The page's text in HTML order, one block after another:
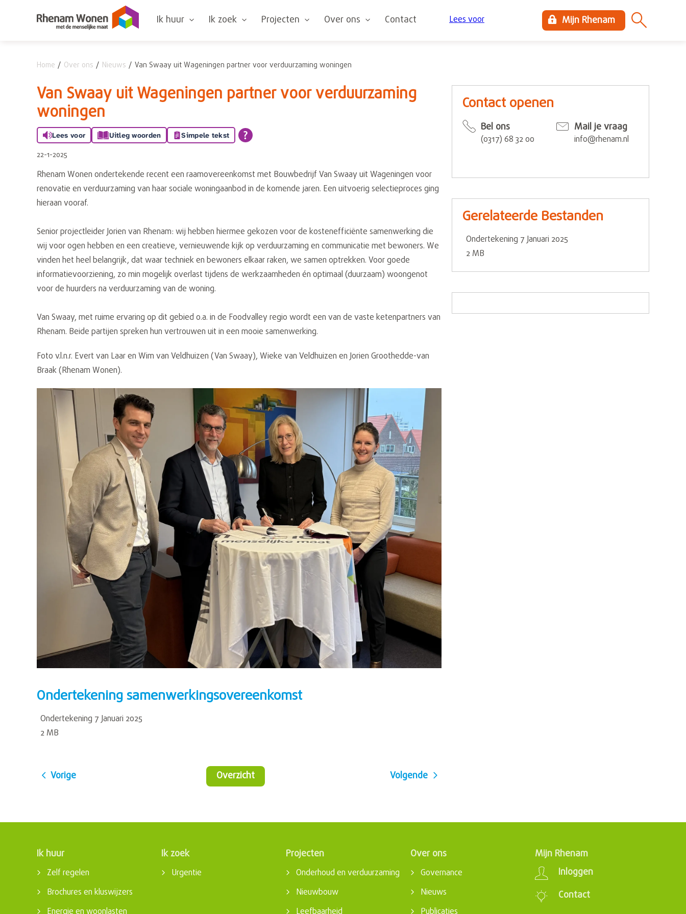
Naar de homepage
Ik huur Ik zoek Projecten Over ons Contact Mijn Rhenam
Lees voor
Home Over ons Nieuws Van Swaay uit Wageningen partner voor verduurzaming woningen
Van Swaay uit Wageningen partner voor verduurzaming
woningen
Lees voor Uitleg woorden Simpele tekst
22-1-2025
Rhenam Wonen ondertekende recent een raamovereenkomst met Bouwbedrijf Van Swaay uit Wageningen voor
renovatie en verduurzaming van haar sociale woningaanbod in de komende jaren. Een uitvoerig selectieproces ging
hieraan vooraf.
Senior projectleider Jorien van Rhenam: wij hebben hiermee gekozen voor de kostenefficiënte samenwerking die
wij voor ogen hebben en een creatieve, vernieuwende kijk op verduurzaming en communicatie met bewoners. We
vinden het heel belangrijk, dat waar techniek en bewoners elkaar raken, we samen optrekken. Voor goede
informatievoorziening, zo min mogelijk overlast tijdens de werkzaamheden én optimaal (duurzaam) woongenot
voor de huurders na verduurzaming van de woning.
Van Swaay, met ruime ervaring op dit gebied o.a. in de Foodvalley regio wordt een van de vaste ketenpartners van
Rhenam. Beide partijen spreken hun vertrouwen uit in een mooie samenwerking.
Foto v.l.n.r. Evert van Laar en Wim van Veldhuizen (Van Swaay), Wieke van Veldhuizen en Jorien Groothedde-van
Braak (Rhenam Wonen).
Ondertekening samenwerkingsovereenkomst
Ondertekening 7 Januari 2025
2 MB
Volgende
Overzicht
Vorige
Contact openen
Bel ons
(0317) 68 32 00
Mail je vraag
info@rhenam.nl
Gerelateerde Bestanden
Ondertekening 7 Januari 2025
2 MB
Contactinformatie
Ik huur
Zelf regelen
Brochures en kluswijzers
Ik zoek
Urgentie
Projecten
Onderhoud en verduurzaming
Nieuwbouw
Over ons
Governance
Nieuws
Mijn Rhenam
Inloggen
Contact